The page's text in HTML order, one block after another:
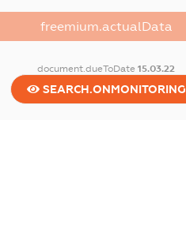
freemium.actualData
document.dueToDate15.03.22
SEARCH.ONMONITORING